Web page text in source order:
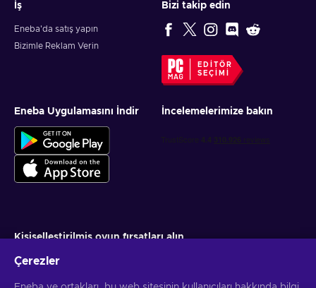
İş
Eneba'da satış yapın
Bizimle Reklam Verin
Bizi takip edin
EDITÖR
SEÇIMI
Eneba Uygulamasını İndir İncelemelerimize bakın
Kişiselleştirilmiş oyun fırsatları alın
Çerezler